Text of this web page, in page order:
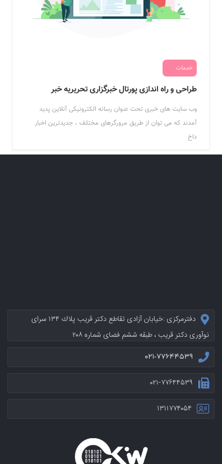
خدمات
طراحی و راه اندازی پورتال خبرگزاری تحریریه خبر
وب سایت های خبری تحت عنوان رسانه الکترونیکی آنلاین پدید
آمدند که می توان از طریق مرورگرهای مختلف ، جدیدترین اخبار
داخ
دفترمرکزی :خيابان آزادی تقاطع دکتر قریب پلاك ۱۳۴ سرای
نوآوری دکتر قریب ، طبقه ششم فضای شماره ۲۰۸
۰۲۱-۷۷۶۴۴۵۳۹
۰۲۱-۷۷۶۴۴۵۳۹